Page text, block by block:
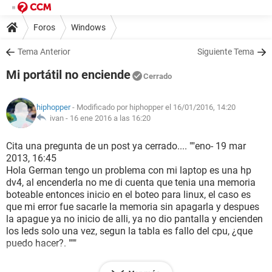
Foros Windows
Tema Anterior Siguiente Tema
Mi portátil no enciende Cerrado
hiphopper- Modificado por hiphopper el 16/01/2016, 14:20
ivan - 16 ene 2016 a las 16:20
Cita una pregunta de un post ya cerrado.... ""eno- 19 mar
2013, 16:45
Hola German tengo un problema con mi laptop es una hp
dv4, al encenderla no me di cuenta que tenia una memoria
boteable entonces inicio en el boteo para linux, el caso es
que mi error fue sacarle la memoria sin apagarla y despues
la apague ya no inicio de alli, ya no dio pantalla y encienden
los leds solo una vez, segun la tabla es fallo del cpu, ¿que
puedo hacer?. """
MI PROBLEMA EN CUESTION